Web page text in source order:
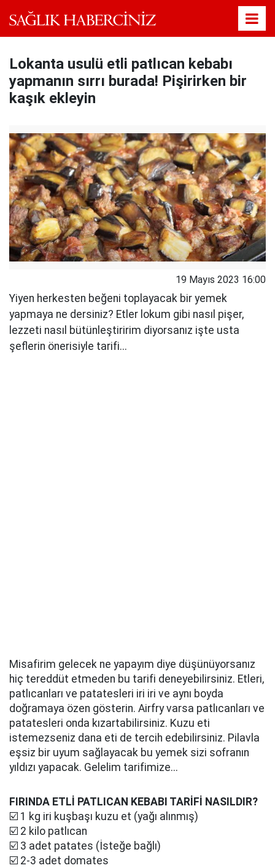
Lokanta usulü etli patlıcan kebabı
yapmanın sırrı burada! Pişirirken bir
kaşık ekleyin
19 Mayıs 2023 16:00
Yiyen herkesten beğeni toplayacak bir yemek
yapmaya ne dersiniz? Etler lokum gibi nasıl pişer,
lezzeti nasıl bütünleştiririm diyorsanız işte usta
şeflerin önerisiyle tarifi...
Misafirim gelecek ne yapayım diye düşünüyorsanız
hiç tereddüt etmeden bu tarifi deneyebilirsiniz. Etleri,
patlıcanları ve patatesleri iri iri ve aynı boyda
doğramaya özen gösterin. Airfry varsa patlıcanları ve
patatesleri onda kızartabilirsiniz. Kuzu eti
istemezseniz dana eti de tercih edebilirsiniz. Pilavla
eşsiz bir uyum sağlayacak bu yemek sizi sofranın
yıldızı yapacak. Gelelim tarifimize...
FIRINDA ETLİ PATLICAN KEBABI TARİFİ NASILDIR?
☑️ 1 kg iri kuşbaşı kuzu et (yağı alınmış)
☑️ 2 kilo patlıcan
☑️ 3 adet patates (İsteğe bağlı)
☑️ 2-3 adet domates